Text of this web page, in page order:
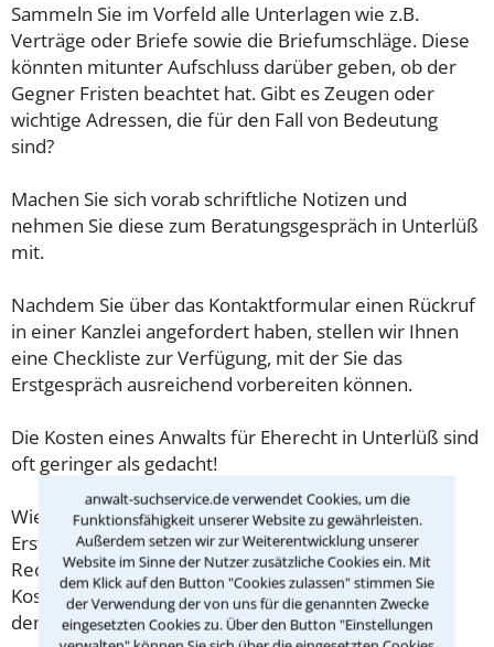
anwalt-suchservice.de verwendet Cookies, um die
Funktionsfähigkeit unserer Website zu gewährleisten.
Außerdem setzen wir zur Weiterentwicklung unserer
Website im Sinne der Nutzer zusätzliche Cookies ein. Mit
dem Klick auf den Button "Cookies zulassen" stimmen Sie
der Verwendung der von uns für die genannten Zwecke
eingesetzten Cookies zu. Über den Button "Einstellungen
Sammeln Sie im Vorfeld alle Unterlagen wie z.B.
Verträge oder Briefe sowie die Briefumschläge. Diese
könnten mitunter Aufschluss darüber geben, ob der
Gegner Fristen beachtet hat. Gibt es Zeugen oder
wichtige Adressen, die für den Fall von Bedeutung
sind?
Machen Sie sich vorab schriftliche Notizen und
nehmen Sie diese zum Beratungsgespräch in Unterlüß
mit.
Nachdem Sie über das Kontaktformular einen Rückruf
in einer Kanzlei angefordert haben, stellen wir Ihnen
eine Checkliste zur Verfügung, mit der Sie das
Erstgespräch ausreichend vorbereiten können.
Die Kosten eines Anwalts für Eherecht in Unterlüß sind
oft geringer als gedacht!
Wieviel ein Rechtsanwalt in Unterlüß für eine
Erstberatung verlangen darf, ist in §34 des
Rechtsanwaltsvergütungsgesetz (RVG) geregelt. Die
Kosten für das erste Beratungsgespräch betragen
demnach maximal 190,00 € zzgl. MwSt.